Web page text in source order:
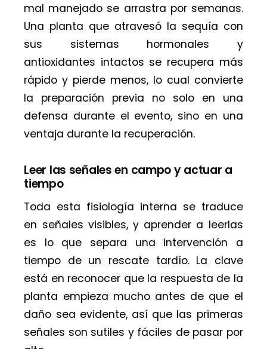
mal manejado se arrastra por semanas.
Una planta que atravesó la sequía con
sus sistemas hormonales y
antioxidantes intactos se recupera más
rápido y pierde menos, lo cual convierte
la preparación previa no solo en una
defensa durante el evento, sino en una
ventaja durante la recuperación.
Leer las señales en campo y actuar a
tiempo
Toda esta fisiología interna se traduce
en señales visibles, y aprender a leerlas
es lo que separa una intervención a
tiempo de un rescate tardío. La clave
está en reconocer que la respuesta de la
planta empieza mucho antes de que el
daño sea evidente, así que las primeras
señales son sutiles y fáciles de pasar por